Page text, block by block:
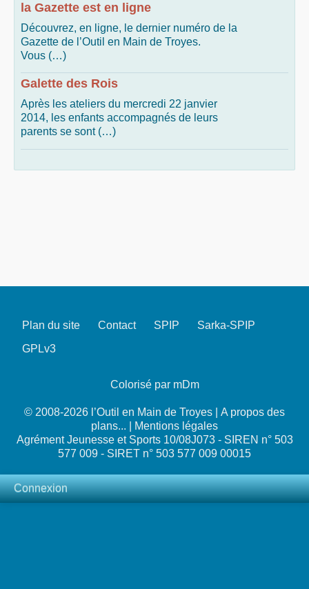
la Gazette est en ligne
Découvrez, en ligne, le dernier numéro de la
Gazette de l’Outil en Main de Troyes.
Vous (…)
Galette des Rois
Après les ateliers du mercredi 22 janvier
2014, les enfants accompagnés de leurs
parents se sont (…)
Plan du site Contact SPIP
Sarka-SPIP
GPLv3
Colorisé par mDm
© 2008-2026 l’Outil en Main de Troyes | A propos des
plans...
Mentions légales
Agrément Jeunesse et Sports 10/08J073 - SIREN n° 503
577 009 - SIRET n° 503 577 009 00015
Connexion